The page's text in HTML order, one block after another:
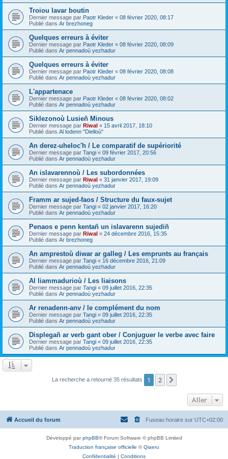
Troiou lavar boutin
Dernier message par Paotr Kleder « 08 février 2020, 08:17
Publié dans Ar brezhoneg
Quelques erreurs à éviter
Dernier message par Paotr Kleder « 08 février 2020, 08:09
Publié dans Ar pennadoù yezhadur
Quelques erreurs à éviter
Dernier message par Paotr Kleder « 08 février 2020, 08:08
Publié dans Ar pennadoù yezhadur
L'appartenace
Dernier message par Paotr Kleder « 08 février 2020, 08:02
Publié dans Ar pennadoù yezhadur
Siklezonoù Lusieñ Minous
Dernier message par Riwal « 15 avril 2017, 18:10
Publié dans Al lodenn "Dielloù"
An derez-uheloc'h / Le comparatif de supériorité
Dernier message par Tangi « 09 février 2017, 20:56
Publié dans Ar pennadoù yezhadur
An islavarennoù / Les subordonnées
Dernier message par Riwal « 31 janvier 2017, 19:09
Publié dans Ar pennadoù yezhadur
Framm ar sujed-faos / Structure du faux-sujet
Dernier message par Tangi « 02 janvier 2017, 16:20
Publié dans Ar pennadoù yezhadur
Penaos e penn kentañ un islavarenn sujediñ
Dernier message par Riwal « 24 décembre 2016, 15:35
Publié dans Ar brezhoneg
An amprestoù diwar ar galleg / Les emprunts au français
Dernier message par Tangi « 16 décembre 2016, 21:09
Publié dans Ar pennadoù yezhadur
Al liammadurioù / Les liaisons
Dernier message par Tangi « 09 juillet 2016, 22:35
Publié dans Ar pennadoù yezhadur
Ar renadenn-anv / le complément du nom
Dernier message par Tangi « 09 juillet 2016, 22:35
Publié dans Ar pennadoù yezhadur
Displegañ ar verb gant ober / Conjuguer le verbe avec faire
Dernier message par Tangi « 09 juillet 2016, 22:35
Publié dans Ar pennadoù yezhadur
La recherche a retourné 35 résultats 1 2
Aller
Accueil du forum Fuseau horaire sur UTC+02:00
Développé parphpBB® Forum Software © phpBB Limited
Traduction française officielle ©Qiaeru
Confidentialité | Conditions